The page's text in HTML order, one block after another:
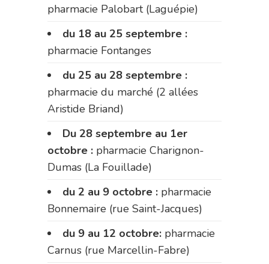
pharmacie Palobart (Laguépie)
du 18 au 25 septembre :
pharmacie Fontanges
du 25 au 28 septembre :
pharmacie du marché (2 allées
Aristide Briand)
Du 28 septembre au 1er
octobre : pharmacie Charignon-
Dumas (La Fouillade)
du 2 au 9 octobre : pharmacie
Bonnemaire (rue Saint-Jacques)
du 9 au 12 octobre: pharmacie
Carnus (rue Marcellin-Fabre)